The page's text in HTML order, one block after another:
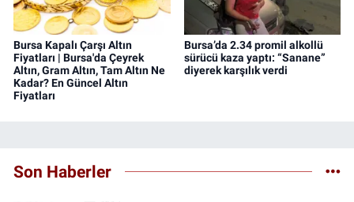
Bursa Kapalı Çarşı Altın
Fiyatları | Bursa'da Çeyrek
Altın, Gram Altın, Tam Altın Ne
Kadar? En Güncel Altın
Fiyatları
Bursa’da 2.34 promil alkollü
sürücü kaza yaptı: “Sanane”
diyerek karşılık verdi
Son Haberler